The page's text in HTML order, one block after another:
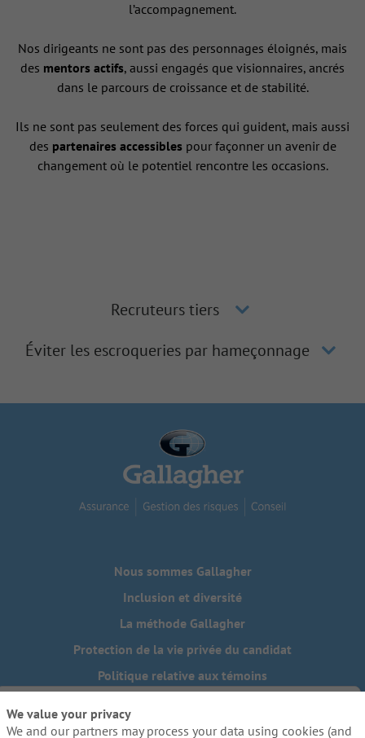
l’accompagnement.
Nos dirigeants ne sont pas des personnages éloignés, mais
des mentors actifs, aussi engagés que visionnaires, ancrés
dans le parcours de croissance et de stabilité.
Ils ne sont pas seulement des forces qui guident, mais aussi
des partenaires accessiblespour façonner un avenir de
changement où le potentiel rencontre les occasions.
Recruteurs tiers
Éviter les escroqueries par hameçonnage
Nous sommes Gallagher
Inclusion et diversité
La méthode Gallagher
Protection de la vie privée du candidat
Politique relative aux témoins
Besoin de mesures d'adaptation raisonnables pour
We value your privacy
We and our partners may process your data using cookies (and